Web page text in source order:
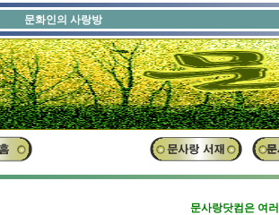
문화인의 사랑방
문사랑닷컴은 여